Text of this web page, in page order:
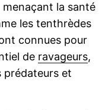
la santé
les tenthrèdes
connues pour
de ravageurs,
prédateurs et